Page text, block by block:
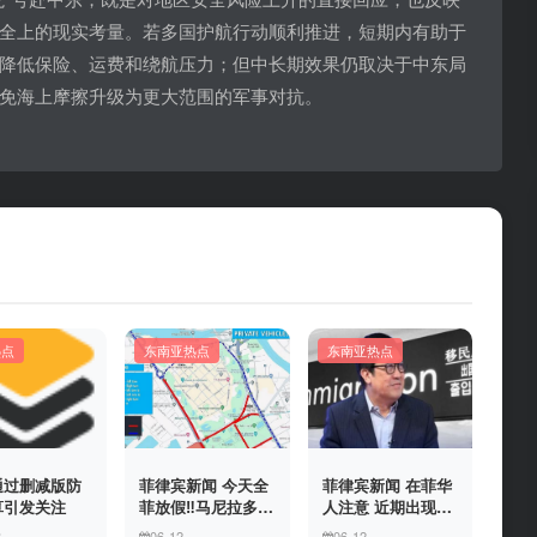
上的现实考量。若多国护航行动顺利推进，短期内有助于
低保险、运费和绕航压力；但中长期效果仍取决于中东局
海上摩擦升级为更大范围的军事对抗。
删减版防
发关注
东南亚热点
菲律宾新闻 今天全
菲放假‼️马尼拉多地
封路
东南亚热点
菲律宾新闻 在菲华
人注意 近期出现假
冒移民局执法人员